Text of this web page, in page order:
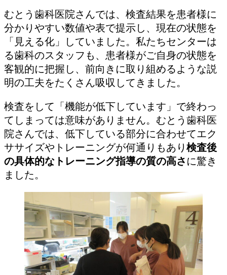
むとう歯科医院さんでは、検査結果を患者様に
分かりやすい数値や表で提示し、現在の状態を
「見える化」していました。私たちセンターは
る歯科のスタッフも、患者様がご自身の状態を
客観的に把握し、前向きに取り組めるような説
明の工夫をたくさん吸収してきました。
検査をして「機能が低下しています」で終わっ
てしまっては意味がありません。むとう歯科医
院さんでは、低下している部分に合わせてエク
ササイズやトレーニングが何通りもあり 検査後
の具体的なトレーニング指導の質の高さ に驚き
ました。